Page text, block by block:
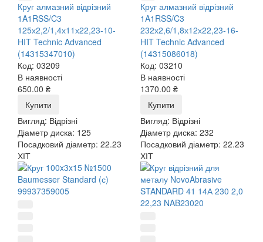
Круг алмазний відрізний
1A1RSS/C3
125х2,2/1,4х11х22,23-10-
HIT Technic Advanced
(14315347010)
Код: 03209
В наявності
650.00 ₴
Купити
Вигляд: Відрізні
Діаметр диска: 125
Посадковий діаметр: 22.23
Круг алмазний відрізний
1A1RSS/C3
232х2,6/1,8х12х22,23-16-
HIT Technic Advanced
(14315086018)
Код: 03210
В наявності
1370.00 ₴
Купити
Вигляд: Відрізні
Діаметр диска: 232
Посадковий діаметр: 22.23
ХІТ
ХІТ